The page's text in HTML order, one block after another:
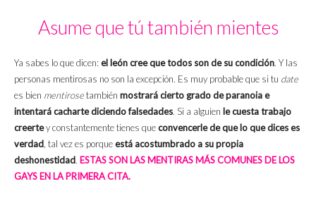
Asume que tú también mientes
Ya sabes lo que dicen: el león cree que todos son de su condición. Y las
personas mentirosas no son la excepción. Es muy probable que si tu date
es bien mentirosetambién mostrará cierto grado de paranoia e
intentará cacharte diciendo falsedades. Si a alguien le cuesta trabajo
creertey constantemente tienes queconvencerle de que lo que dices es
verdad, tal vez es porqueestá acostumbrado a su propia
deshonestidad. ESTAS SON LAS MENTIRAS MÁS COMUNES DE LOS
GAYS EN LA PRIMERA CITA.